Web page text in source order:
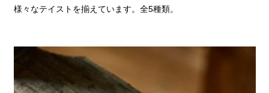
様々なテイストを揃えています。全5種類。